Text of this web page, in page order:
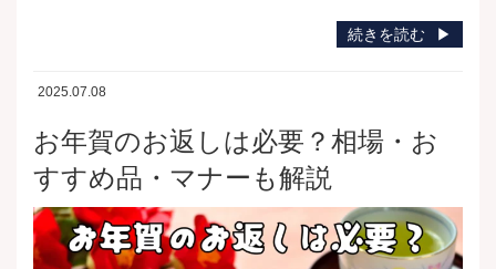
続きを読む
2025.07.08
お年賀のお返しは必要？相場・お
すすめ品・マナーも解説